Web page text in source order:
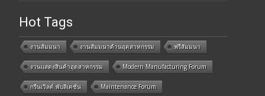
Hot Tags
งานสัมมนา งานสัมมนาด้านอุตสาหกรรม ฟรีสัมมนา
งานแสดงสินค้าอุตสาหกรรม Modern Manufacturing Forum
กรีนเวิลด์ พับลิเคชั่น Maintenance Forum